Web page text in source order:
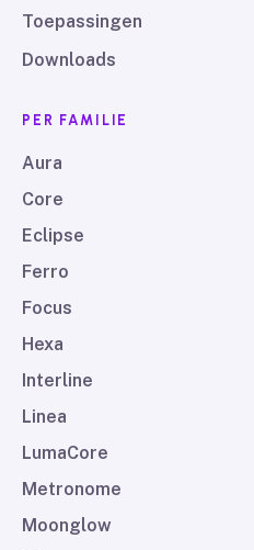
Toepassingen
Downloads
PER FAMILIE
Aura
Core
Eclipse
Ferro
Focus
Hexa
Interline
Linea
LumaCore
Metronome
Moonglow